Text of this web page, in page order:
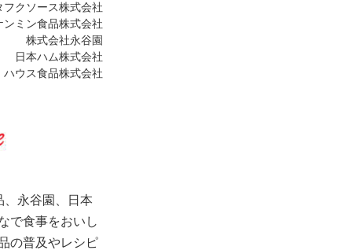
フクソース株式会社
ンミン食品株式会社
株式会社永谷園
日本ハム株式会社
ハウス食品株式会社
永谷園、日本
で食事をおいし
の普及やレシピ